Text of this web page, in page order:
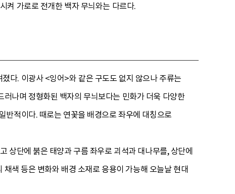
켜 가로로 전개한 백자 무늬와는 다르다.
다. 이광사 <잉어>와 같은 구도도 없지 않으나 주류는
나며 정형화된 백자의 무늬보다는 민화가 더욱 다양한
반적이다. 때로는 연꽃을 배경으로 좌우에 대칭으로
상단에 붉은 태양과 구름 좌우로 괴석과 대나무를, 상단에
색 등은 변화와 배경 소재로 응용이 가능해 오늘날 현대